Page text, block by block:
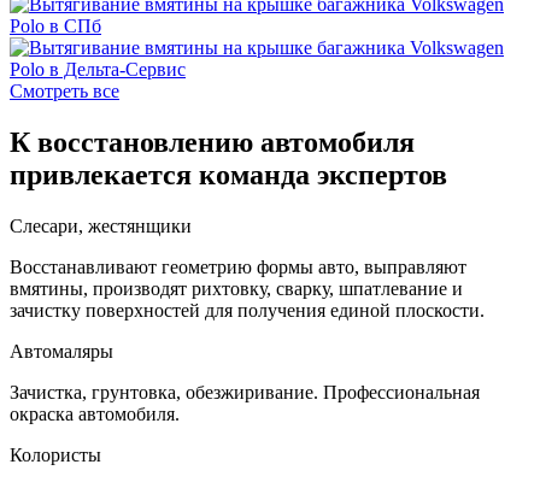
Смотреть все
К восстановлению автомобиля
привлекается команда экспертов
Слесари, жестянщики
Восстанавливают геометрию формы авто, выправляют
вмятины, производят рихтовку, сварку, шпатлевание и
зачистку поверхностей для получения единой плоскости.
Автомаляры
Зачистка, грунтовка, обезжиривание. Профессиональная
окраска автомобиля.
Колористы